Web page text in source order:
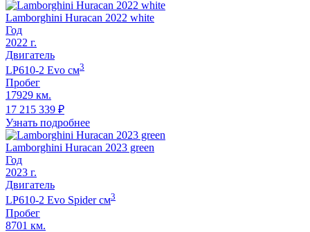
Lamborghini Huracan 2022 white
Год
2022 г.
Двигатель
LP610-2 Evo cм3
Пробег
17929 км.
17 215 339 ₽
Узнать подробнее
Lamborghini Huracan 2023 green
Год
2023 г.
Двигатель
LP610-2 Evo Spidercм3
Пробег
8701 км.